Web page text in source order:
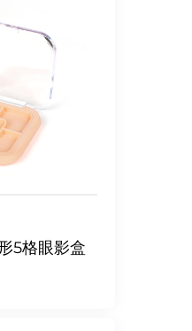
5格眼影盒